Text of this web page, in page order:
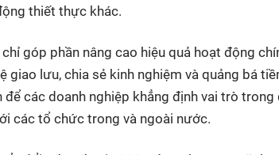
thiết thực khác.
góp phần nâng cao hiệu quả hoạt động
giao lưu, chia sẻ kinh nghiệm và quảng bá
các doanh nghiệp khẳng định vai trò trong
các tổ chức trong và ngoài nước.